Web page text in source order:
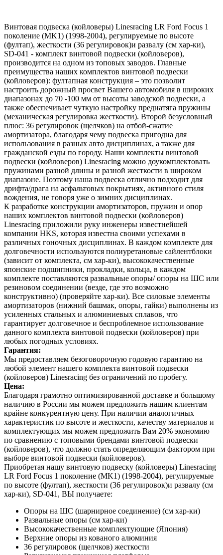
Винтовая подвеска (койловеры) Linesracing LR Ford Focus 1
поколение (MK1) (1998-2004), регулируемые по высоте
(фултап), жесткости (36 регулировок)и развалу (см хар-ки),
SD-041 - комплект винтовой подвески (койловеров),
производится на одном из топовых заводов. Главные
преимущества наших комплектов винтовой подвески
(койловеров): фултапная конструкция – это позволит
настроить дорожный просвет Вашего автомобиля в широких
диапазонах до 70 -100 мм от высоты заводской подвески, а
также обеспечивает чуткую настройку преднатяга пружины
(механическая регулировка жесткости). Второй безусловный
плюс: 36 регулировок (щелчков) на отбой-сжатие
амортизатора, благодаря чему подвеска пригодна для
использования в разных авто дисциплинах, а также для
гражданской езды по городу. Наши комплекты винтовой
подвески (койловеров) Linesracing можно доукомплектовать
пружинами разной длины и разной жесткости в широком
диапазоне. Поэтому наша подвеска отлично подходит для
дрифта/драга на асфальтовых покрытиях, активного стиля
вождения, не говоря уже о зимних дисциплинах.
К разработке конструкции амортизаторов, пружин и опор
наших комплектов винтовой подвески (койловеров)
Linesracing приложили руку инженеры известнейшей
компании HKS, которая известна своими успехами в
различных гоночных дисциплинах. В каждом комплекте для
долговечности используются полиуретановые сайлентблоки
(зависит от комплекта, см хар-ки), высококачественные
японские подшипники, прокладки, кольца, в каждом
комплекте поставляются развальные опоры/ опоры на ШС или
резиновом соединении (везде, где это возможно
конструктивно) (проверяйте хар-ки). Все силовые элементы
амортизаторов (нижний башмак, опоры, гайки) выполнены из
усиленных стальных и алюминиевых сплавов, что
гарантирует долговечное и беспроблемное использование
данного комплекта винтовой подвески (койловеров) при
любых погодных условиях.
Гарантия:
Мы предоставляем безоговорочную годовую гарантию на
любой элемент нашего комплекта винтовой подвески
(койловеров) Linesracing без ограничений по пробегу.
Цена:
Благодаря грамотно оптимизированной доставке и большому
наличию в России мы можем предложить нашим клиентам
крайне конкурентную цену. При наличии аналогичных
характеристик по высоте и жесткости, качеству материалов и
комплектующих мы можем предложить Вам 20% экономию
по сравнению с топовыми брендами винтовой подвески
(койловеров), что должно стать определяющим фактором при
выборе винтовой подвески (койловеров).
Приобретая нашу винтовую подвеску (койловеры) Linesracing
LR Ford Focus 1 поколение (MK1) (1998-2004), регулируемые
по высоте (фултап), жесткости (36 регулировок)и развалу (см
хар-ки), SD-041, ВЫ получаете:
Опоры на ШС (шарнирное соединение) (см хар-ки)
Развальные опоры (см хар-ки)
Высококачественные комплектующие (Япония)
Верхние опоры из кованого алюминия
36 регулировок (щелчков) жесткости